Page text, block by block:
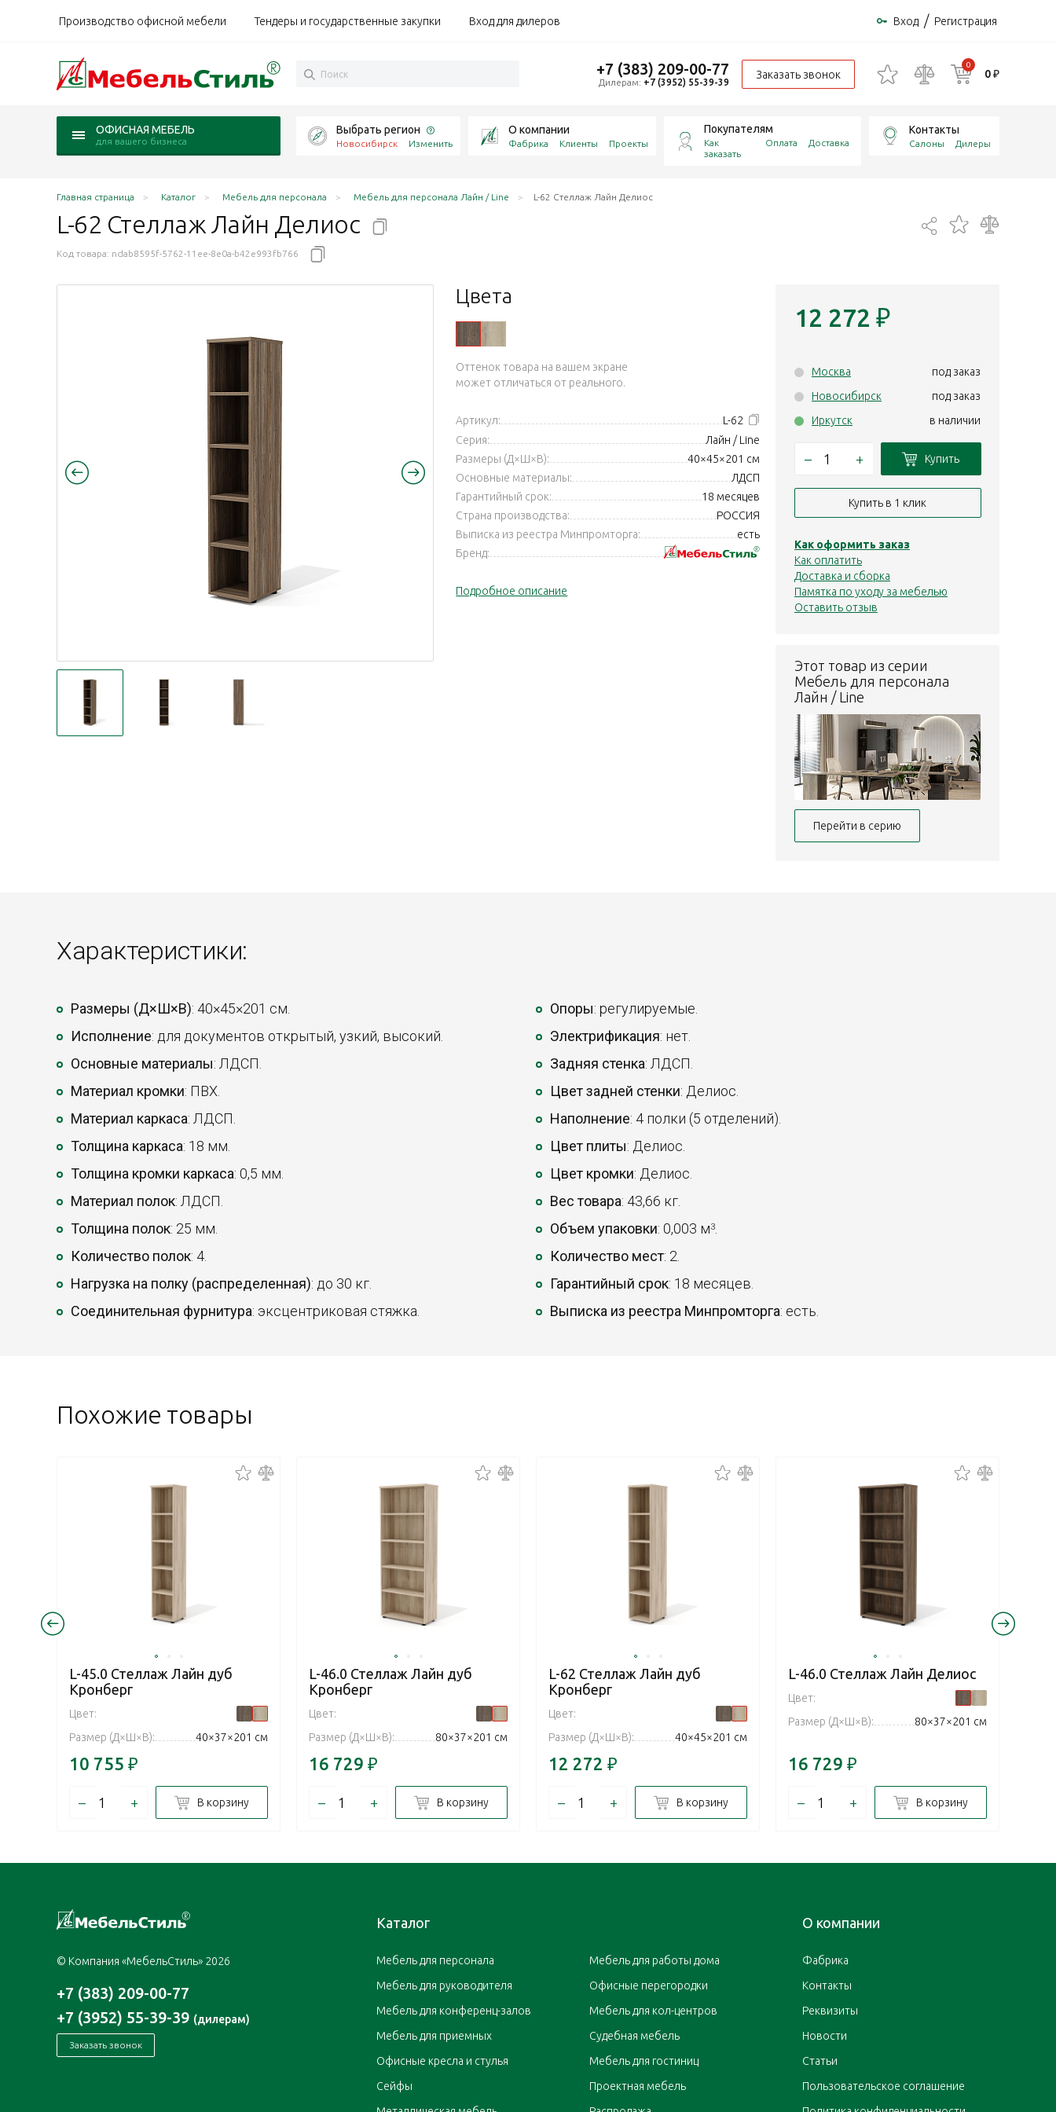
Производство офисной мебели Тендеры и государственные закупки Вход для дилеров Вход / Регистрация
+7 (383) 209-00-77
Дилерам: +7 (3952) 55-39-39
Заказать звонок
0
0 ₽
ОФИСНАЯ МЕБЕЛЬ
для вашего бизнеса
Выбрать регион
Новосибирск Изменить
О компании
Фабрика Клиенты Проекты
Покупателям
Как
заказать
Оплата Доставка
Контакты
Салоны Дилеры
Главная страница Каталог Мебель для персонала Мебель для персонала Лайн / Line L-62 Стеллаж Лайн Делиос
L-62 Стеллаж Лайн Делиос
Код товара: ndab8595f-5762-11ee-8e0a-b42e993fb766
Цвета
Оттенок товара на вашем экране
может отличаться от реального.
Артикул:
L-62
Серия:
Лайн / Line
Размеры (Д×Ш×В):
40×45×201 см
Основные материалы:
ЛДСП
Гарантийный срок:
18 месяцев
Страна производства:
РОССИЯ
Выписка из реестра Минпромторга:
есть
Бренд:
Подробное описание
12 272 ₽
Москва
под заказ
Новосибирск
под заказ
Иркутск
в наличии
– + Купить
Купить в 1 клик
Как оформить заказ
Как оплатить
Доставка и сборка
Памятка по уходу за мебелью
Оставить отзыв
Этот товар из серии
Мебель для персонала
Лайн / Line
Перейти в серию
Характеристики:
Размеры (Д×Ш×В): 40×45×201 см.
Исполнение: для документов открытый, узкий, высокий.
Основные материалы: ЛДСП.
Материал кромки: ПВХ.
Материал каркаса: ЛДСП.
Толщина каркаса: 18 мм.
Толщина кромки каркаса: 0,5 мм.
Материал полок: ЛДСП.
Толщина полок: 25 мм.
Количество полок: 4.
Нагрузка на полку (распределенная): до 30 кг.
Соединительная фурнитура: эксцентриковая стяжка.
Опоры: регулируемые.
Электрификация: нет.
Задняя стенка: ЛДСП.
Цвет задней стенки: Делиос.
Наполнение: 4 полки (5 отделений).
Цвет плиты: Делиос.
Цвет кромки: Делиос.
Вес товара: 43,66 кг.
Объем упаковки: 0,003 м3.
Количество мест: 2.
Гарантийный срок: 18 месяцев.
Выписка из реестра Минпромторга: есть.
Похожие товары
L-45.0 Стеллаж Лайн дуб
Кронберг
Цвет:
Размер (Д×Ш×В):
40×37×201 см
10 755 ₽
– + В корзину
L-46.0 Стеллаж Лайн дуб
Кронберг
Цвет:
Размер (Д×Ш×В):
80×37×201 см
16 729 ₽
– + В корзину
L-62 Стеллаж Лайн дуб
Кронберг
Цвет:
Размер (Д×Ш×В):
40×45×201 см
12 272 ₽
– + В корзину
L-46.0 Стеллаж Лайн Делиос
Цвет:
Размер (Д×Ш×В):
80×37×201 см
16 729 ₽
– + В корзину
© Компания «МебельСтиль» 2026
+7 (383) 209-00-77
+7 (3952) 55-39-39 (дилерам)
Заказать звонок
Каталог
Мебель для персонала
Мебель для руководителя
Мебель для конференц-залов
Мебель для приемных
Офисные кресла и стулья
Сейфы
Мебель для работы дома
Офисные перегородки
Мебель для кол-центров
Судебная мебель
Мебель для гостиниц
Проектная мебель
О компании
Фабрика
Контакты
Реквизиты
Новости
Статьи
Пользовательское соглашение